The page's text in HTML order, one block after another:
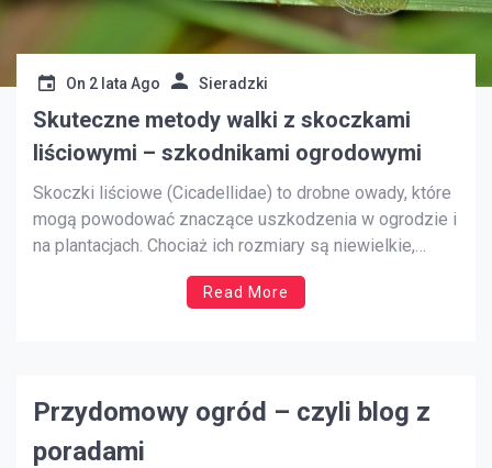
On 2 lata Ago Sieradzki
Skuteczne metody walki z skoczkami
liściowymi – szkodnikami ogrodowymi
Skoczki liściowe (Cicadellidae) to drobne owady, które
mogą powodować znaczące uszkodzenia w ogrodzie i
na plantacjach. Chociaż ich rozmiary są niewielkie,
szkody wyrządzane przez skoczki mogą być poważne
– od osłabienia roślin po obniżenie jakości owoców i
Read More
Przydomowy ogród – czyli blog z
poradami